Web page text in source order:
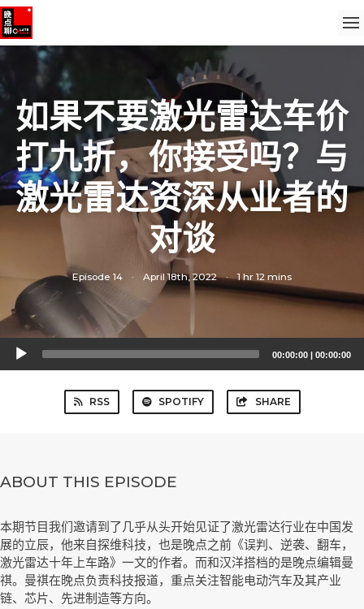
如果不要激光雷达车价
打九折，你接受吗？与
激光雷达资深从业者的
对谈
Episode 14 · April 18th, 2022 · 1 hr 12 mins
Audio
Player
00:00:00 | 00:00:00
RSS SPOTIFY SHARE
ABOUT THIS EPISODE
本期节目我们邀请到了几乎从头开始见证了激光雷达行业在中国发
展的立辰，他来自探维科技，也是晚点之前《误判、逆袭、翻车，
激光雷达十年上车路》一文的作者。而和汉洋搭档的是晚点编辑曼
祺。曼祺在晚点负责科技报道，重点关注智能电动汽车及其产业
链、芯片、先进制造等方向。